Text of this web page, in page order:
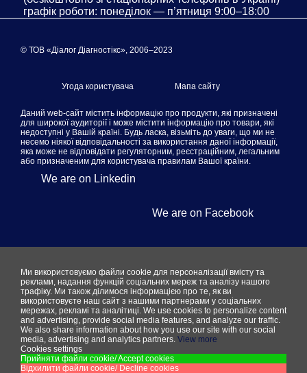
графік роботи: понеділок — п’ятниця 9:00–18:00
© ТОВ «Діалог Діагностікс», 2006–2023
Угода користувача Мапа сайту
Даний web-сайт містить інформацію про продукти, які призначені
для широкої аудиторії і може містити інформацію про товари, які
недоступні у Вашій країні. Будь ласка, візьміть до уваги, що ми не
несемо ніякої відповідальності за використання даної інформації,
яка може не відповідати регуляторним, реєстраційним, легальним
або призначеним для користувача правилам Вашої країни.
We are on Facebook
We are on Linkedin
Ми використовуємо файли cookie для персоналізації вмісту та
реклами, надання функцій соціальних мереж та аналізу нашого
трафіку. Ми також ділимося інформацією про те, як ви
використовуєте наш сайт з нашими партнерами у соціальних
мережах, рекламі та аналітиці. We use cookies to personalize content
and advertising, provide social media features, and analyze our traffic.
We also share information about how you use our site with our social
media, advertising and analytics partners. View more
Cookies settings
Прийняти файли cookie/ Accept cookies
Відхилити файли cookie/ Decline cookies